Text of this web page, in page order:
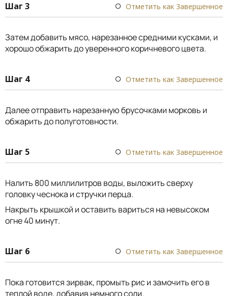
Шаг 3 Отметить как Завершенное
Затем добавить мясо, нарезанное средними кусками, и
хорошо обжарить до уверенного коричневого цвета.
Шаг 4 Отметить как Завершенное
Далее отправить нарезанную брусочками морковь и
обжарить до полуготовности.
Шаг 5 Отметить как Завершенное
Налить 800 миллилитров воды, выложить сверху
головку чеснока и стручки перца.
Накрыть крышкой и оставить вариться на невысоком
огне 40 минут.
Шаг 6 Отметить как Завершенное
Пока готовится зирвак, промыть рис и замочить его в
теплой воде, добавив немного соли.